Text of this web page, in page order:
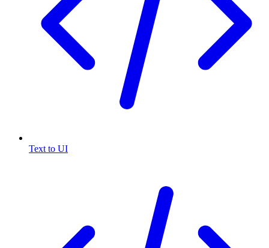
Text to UI